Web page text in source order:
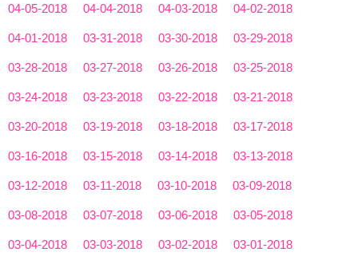
04-05-2018 04-04-2018 04-03-2018 04-02-2018
04-01-2018 03-31-2018 03-30-2018 03-29-2018
03-28-2018 03-27-2018 03-26-2018 03-25-2018
03-24-2018 03-23-2018 03-22-2018 03-21-2018
03-20-2018 03-19-2018 03-18-2018 03-17-2018
03-16-2018 03-15-2018 03-14-2018 03-13-2018
03-12-2018 03-11-2018 03-10-2018 03-09-2018
03-08-2018 03-07-2018 03-06-2018 03-05-2018
03-04-2018 03-03-2018 03-02-2018 03-01-2018